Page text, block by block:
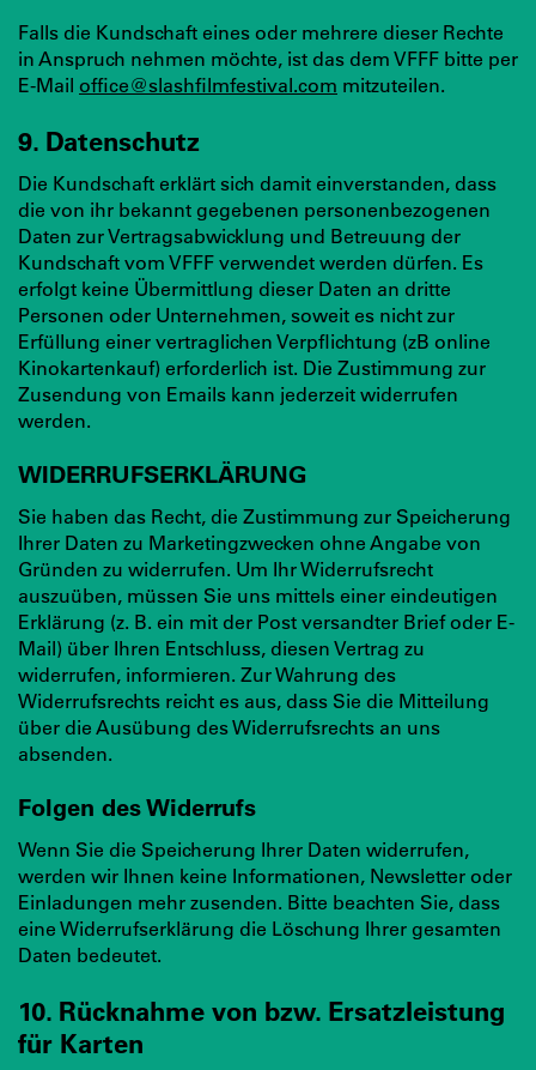
Falls die Kundschaft eines oder mehrere dieser Rechte
in Anspruch nehmen möchte, ist das dem VFFF bitte per
E-Mail office@slashfilmfestival.com mitzuteilen.
9. Datenschutz
Die Kundschaft erklärt sich damit einverstanden, dass
die von ihr bekannt gegebenen personenbezogenen
Daten zur Vertragsabwicklung und Betreuung der
Kundschaft vom VFFF verwendet werden dürfen. Es
erfolgt keine Übermittlung dieser Daten an dritte
Personen oder Unternehmen, soweit es nicht zur
Erfüllung einer vertraglichen Verpflichtung (zB online
Kinokartenkauf) erforderlich ist. Die Zustimmung zur
Zusendung von Emails kann jederzeit widerrufen
werden.
WIDERRUFSERKLÄRUNG
Sie haben das Recht, die Zustimmung zur Speicherung
Ihrer Daten zu Marketingzwecken ohne Angabe von
Gründen zu widerrufen. Um Ihr Widerrufsrecht
auszuüben, müssen Sie uns mittels einer eindeutigen
Erklärung (z. B. ein mit der Post versandter Brief oder E-
Mail) über Ihren Entschluss, diesen Vertrag zu
widerrufen, informieren. Zur Wahrung des
Widerrufsrechts reicht es aus, dass Sie die Mitteilung
über die Ausübung des Widerrufsrechts an uns
absenden.
Folgen des Widerrufs
Wenn Sie die Speicherung Ihrer Daten widerrufen,
werden wir Ihnen keine Informationen, Newsletter oder
Einladungen mehr zusenden. Bitte beachten Sie, dass
eine Widerrufserklärung die Löschung Ihrer gesamten
Daten bedeutet.
10. Rücknahme von bzw. Ersatzleistung
für Karten